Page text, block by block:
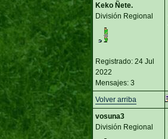
Keko Ñete.
División Regional
Registrado: 24 Jul
2022
Mensajes: 3
Volver arriba
vosuna3
División Regional